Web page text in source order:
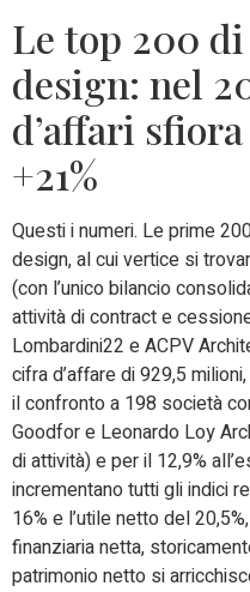
Le top 200
design: nel
d’affari
+21%
Questi i numeri. Le prime
design, al cui vertice si
(con l’unico bilancio
attività di contract e
Lombardini22 e ACPV
cifra d’affare di 929,5
il confronto a 198 società
Goodfor e Leonardo Loy
di attività) e per il 12,9%
incrementano tutti gli indici
16% e l’utile netto del
finanziaria netta,
patrimonio netto si